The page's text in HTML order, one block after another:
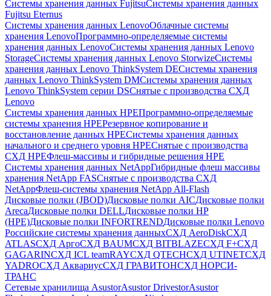
Системы хранения данных FujitsuСистемы хранения данных
Fujitsu Eternus
Системы хранения данных LenovoОблачные системы
хранения LenovoПрограммно-определяемые системы
хранения данных LenovoСистемы хранения данных Lenovo
StorageСистемы хранения данных Lenovo StorwizeСистемы
хранения данных Lenovo ThinkSystem DEСистемы хранения
данных Lenovo ThinkSystem DMСистемы хранения данных
Lenovo ThinkSystem серии DSСнятые с производства СХД
Lenovo
Системы хранения данных HPEПрограммно-определяемые
системы хранения HPEРезервное копирование и
восстановление данных HPEСистемы хранения данных
начального и среднего уровня HPEСнятые с производства
СХД HPEФлеш-массивы и гибридные решения HPE
Cистемы хранения данных NetAppГибридные флеш массивы
хранения NetApp FASСнятые с производства СХД
NetAppФлеш-системы хранения NetApp All-Flash
Дисковые полки (JBOD)Дисковые полки AICДисковые полки
ArecaДисковые полки DELLДисковые полки HP
(HPE)Дисковые полки INFORTRENDДисковые полки Lenovo
Российские системы хранения данныхСХД AeroDiskСХД
ATLASСХД AргоСХД BAUMСХД BITBLAZEСХД F+СХД
GAGARINСХД ICL teamRAYСХД QTECHСХД UTINETСХД
YADROСХД АквариусСХД ГРАВИТОНСХД НОРСИ-
ТРАНС
Сетевые хранилища AsustorAsustor DrivestorAsustor